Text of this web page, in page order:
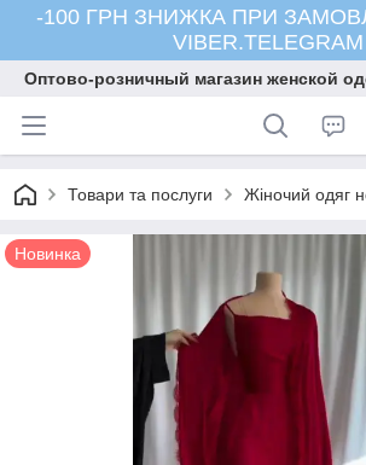
-100 ГРН ЗНИЖКА ПРИ
VIBER.TELEGRAM
Оптово-розничный магазин женской
Товари та послуги Жіночий одяг
Новинка